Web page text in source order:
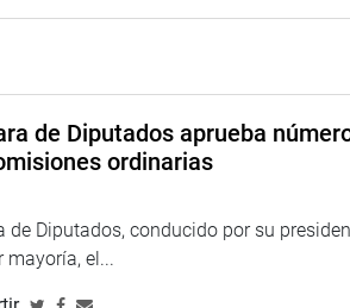
advirtió que se pierde 15 mil
mientras que Karla Schaefer, autora
y que si se eliminaba esta posibilidad
en el país una ingeniería aeronáutica.
congresistas Horacio Zeballos, Marco
a empresas nacionales) y Víctor
el problema desde la ciudad y no
de Diputados aprueba
ordinarias
de Diputados, conducido por su
mayoría, el...